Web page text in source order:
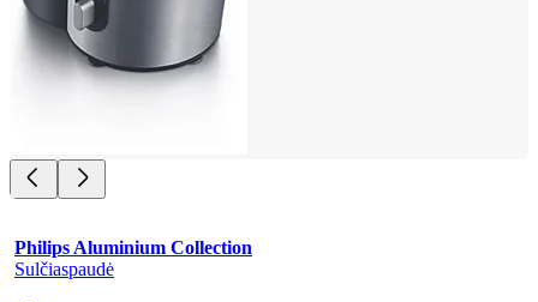
Philips Aluminium Collection
Sulčiaspaudė